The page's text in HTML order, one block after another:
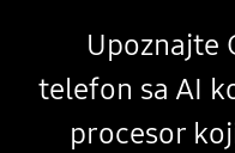
Upoznajte
telefon sa AI
procesor